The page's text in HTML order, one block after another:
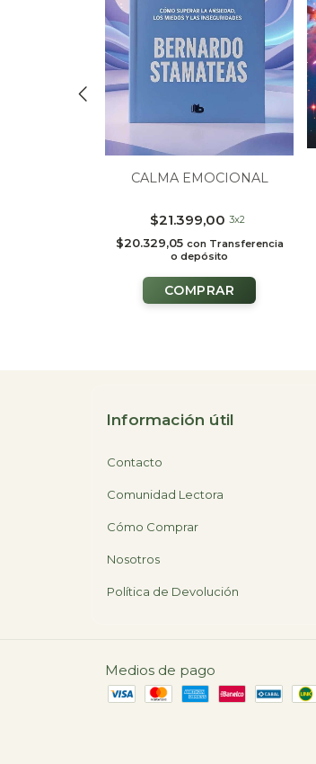
CALMA EMOCIONAL
$21.399,00 3x2
$20.329,05 con Transferencia
o depósito
Información útil
Contacto
Comunidad Lectora
Cómo Comprar
Nosotros
Política de Devolución
Medios de pago